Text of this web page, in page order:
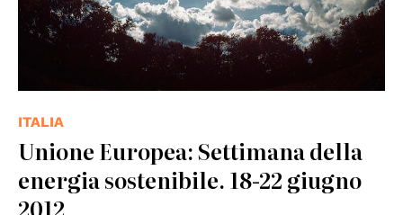
ITALIA
Unione Europea: Settimana della
energia sostenibile. 18-22 giugno
2012